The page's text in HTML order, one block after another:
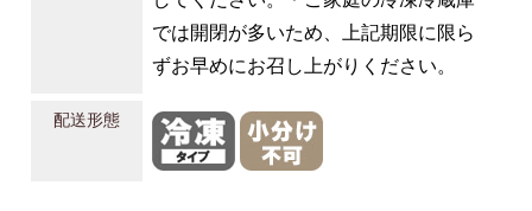
では開閉が多いため、上記期限に限ら
ずお早めにお召し上がりください。
配送形態